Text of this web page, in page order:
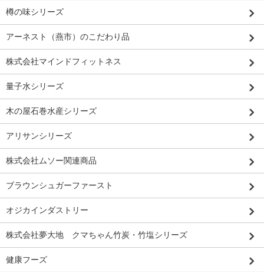
樽の味シリーズ
アーネスト（燕市）のこだわり品
株式会社マインドフィットネス
量子水シリーズ
木の屋石巻水産シリーズ
アリサンシリーズ
株式会社ムソー関連商品
ブラウンシュガーファースト
オジカインダストリー
株式会社夢大地 クマちゃん竹炭・竹塩シリーズ
健康フーズ